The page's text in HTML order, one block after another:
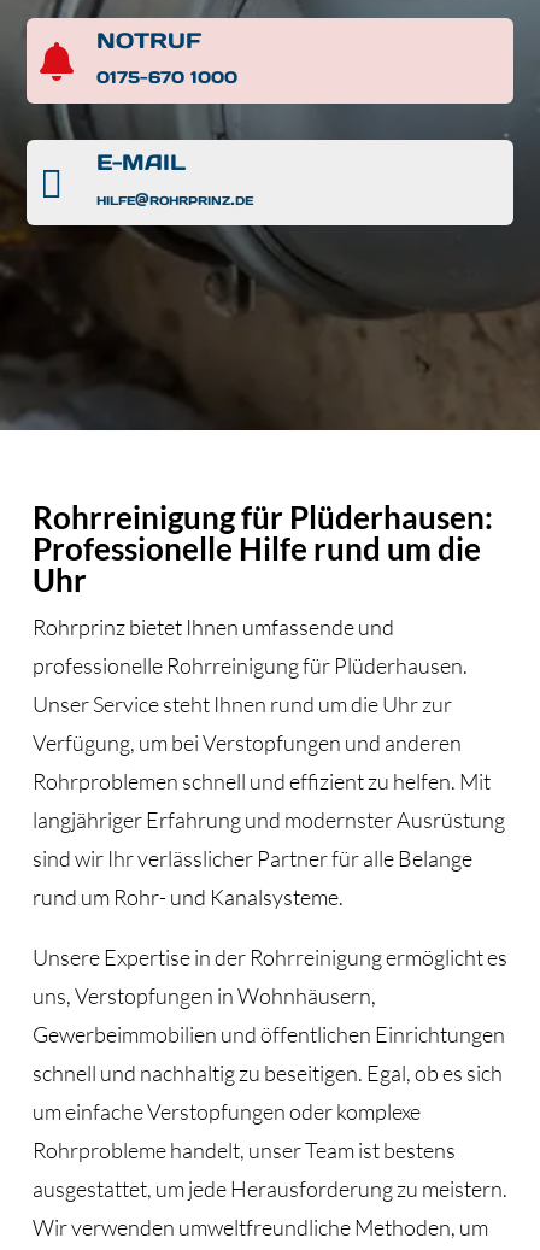
 NOTRUF
0175-670 1000
 E-MAIL
hilfe@rohrprinz.de
Rohrreinigung für Plüderhausen:
Professionelle Hilfe rund um die
Uhr
Rohrprinz bietet Ihnen umfassende und
professionelle Rohrreinigung für Plüderhausen.
Unser Service steht Ihnen rund um die Uhr zur
Verfügung, um bei Verstopfungen und anderen
Rohrproblemen schnell und effizient zu helfen. Mit
langjähriger Erfahrung und modernster Ausrüstung
sind wir Ihr verlässlicher Partner für alle Belange
rund um Rohr- und Kanalsysteme.
Unsere Expertise in der Rohrreinigung ermöglicht es
uns, Verstopfungen in Wohnhäusern,
Gewerbeimmobilien und öffentlichen Einrichtungen
schnell und nachhaltig zu beseitigen. Egal, ob es sich
um einfache Verstopfungen oder komplexe
Rohrprobleme handelt, unser Team ist bestens
ausgestattet, um jede Herausforderung zu meistern.
Wir verwenden umweltfreundliche Methoden, um